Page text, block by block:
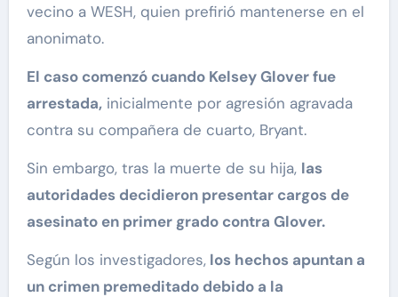
vecino a WESH, quien prefirió mantenerse en el
anonimato.
El caso comenzó cuando Kelsey Glover fue
arrestada,inicialmente por agresión agravada
contra su compañera de cuarto, Bryant.
Sin embargo, tras la muerte de su hija, las
autoridades decidieron presentar cargos de
asesinato en primer grado contra Glover.
Según los investigadores,los hechos apuntan a
un crimen premeditado debido a la